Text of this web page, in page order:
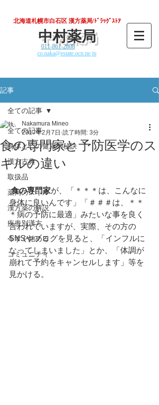
北海道札幌市白石区 漢方薬局/ﾄﾞﾗｯｸﾞｽﾄｱ
中村薬局
011-861-2808
co.naka@estate.ocn.ne.jp
記事
全ての記事
身体と心の健康の秘訣
漢方古典
取扱品
薬局のスキル
漢方薬の解説
疾患別漢方
今すぐ始める
コミュニティ
全ての記事
食の専門家と予防医学のス
キルの違い
Nakamura Mineo
2017年2月7日 読了時間: 3分
食の専門家が、「＊＊＊は、こんなに
身体に良いんです」「＃＃＃は、＊＊
＊病の予防に最適」みたいな事を良く
言われていますが、実際、その方の
SNSやブログを見ると、「インフルに
なってしまいました」とか、「体調が
崩れて予約をキャンセルします」等を
見かける。